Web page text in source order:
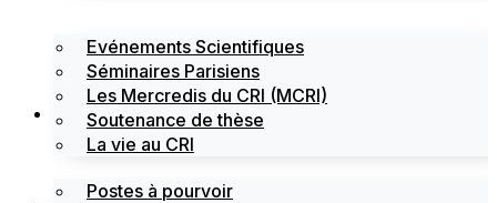
Evénements Scientifiques
Séminaires Parisiens
Les Mercredis du CRI (MCRI)
Soutenance de thèse
La vie au CRI
Emploi / stages
Postes à pourvoir